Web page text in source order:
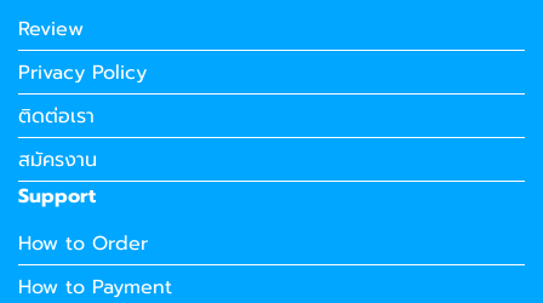
Review
Privacy Policy
ติดต่อเรา
สมัครงาน
Support
How to Order
How to Payment